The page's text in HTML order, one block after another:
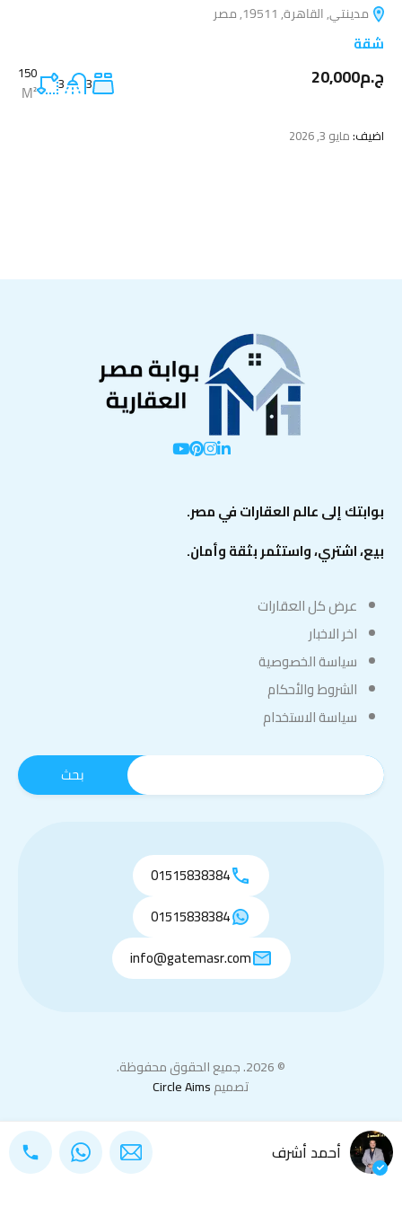
مدينتي, القاهرة, 19511, مصر
شقة
ج.م20,000 3
3
150
M²
اضيف:مايو 3, 2026
بوابتك إلى عالم العقارات في مصر.
بيع، اشتري، واستثمر بثقة وأمان.
عرض كل العقارات
اخر الاخبار
سياسة الخصوصية
الشروط والأحكام
سياسة الاستخدام
01515838384
01515838384
info@gatemasr.com
© 2026. جميع الحقوق محفوظة.
تصميمCircle Aims
أحمد أشرف